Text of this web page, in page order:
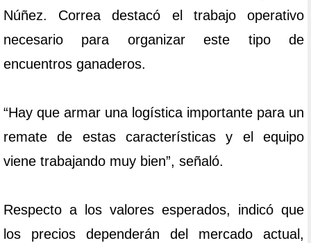
Núñez. Correa destacó el trabajo operativo
necesario para organizar este tipo de
encuentros ganaderos.
“Hay que armar una logística importante para un
remate de estas características y el equipo
viene trabajando muy bien”, señaló.
Respecto a los valores esperados, indicó que
los precios dependerán del mercado actual,